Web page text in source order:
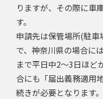
りますが、その際に車
す。
申請先は保管場所(駐
で、神奈川県の場合に
まで平日中2～3日ほ
合にも「届出義務適用
続きが必要となります